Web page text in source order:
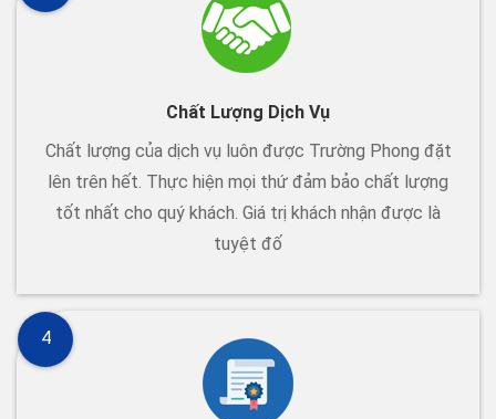
Chất Lượng Dịch Vụ
Chất lượng của dịch vụ luôn được Trường Phong đặt
lên trên hết. Thực hiện mọi thứ đảm bảo chất lượng
tốt nhất cho quý khách. Giá trị khách nhận được là
tuyệt đố
4